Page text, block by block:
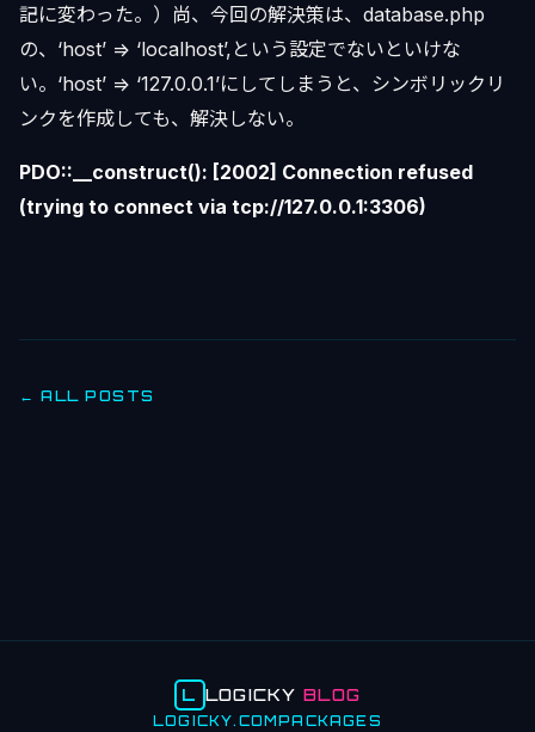
記に変わった。）尚、今回の解決策は、database.php
の、‘host’ => ‘localhost’,という設定でないといけな
い。‘host’ => ‘127.0.0.1’にしてしまうと、シンボリックリ
ンクを作成しても、解決しない。
PDO::__construct(): [2002] Connection refused
(trying to connect via tcp://127.0.0.1:3306)
← ALL POSTS
L LOGICKYBLOG
LOGICKY.COMPACKAGES